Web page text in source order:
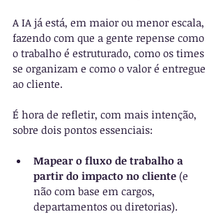
A IA já está, em maior ou menor escala,
fazendo com que a gente repense como
o trabalho é estruturado, como os times
se organizam e como o valor é entregue
ao cliente.
É hora de refletir, com mais intenção,
sobre dois pontos essenciais:
Mapear o fluxo de trabalho a
partir do impacto no cliente (e
não com base em cargos,
departamentos ou diretorias).